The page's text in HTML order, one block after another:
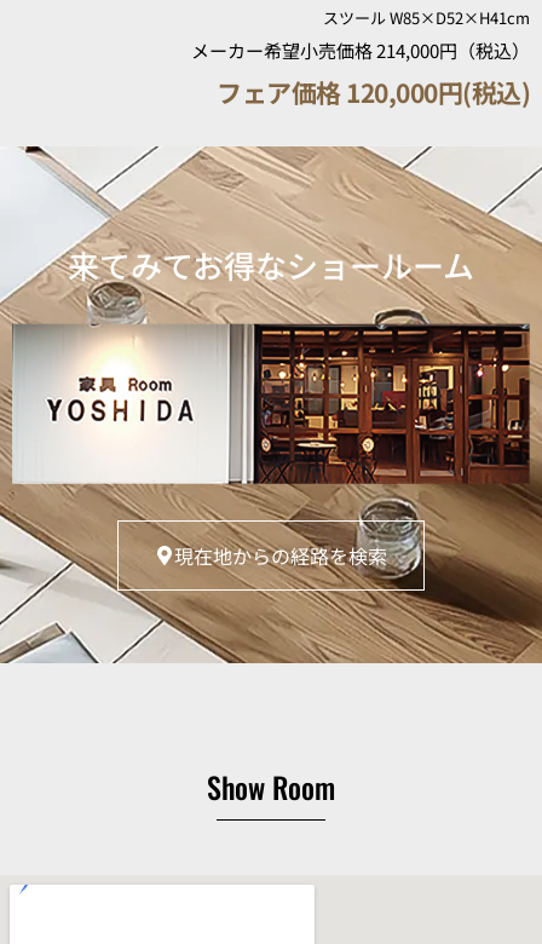
スツール W85×D52×H41cm
メーカー希望小売価格 214,000円（税込）
フェア価格 120,000円(税込)
来てみてお得なショールーム
現在地からの経路を検索
Show Room